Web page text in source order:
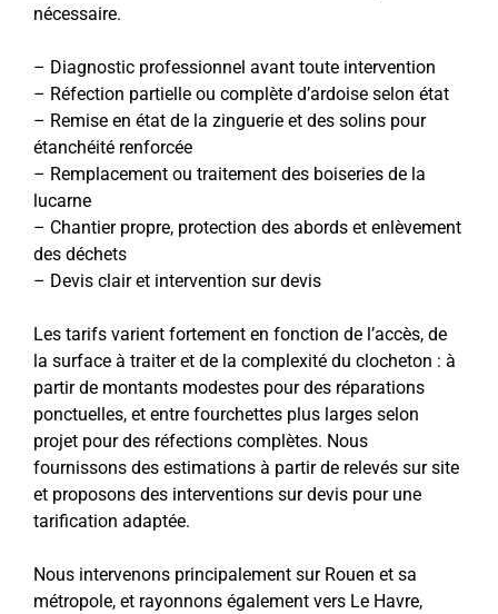
nécessaire.
– Diagnostic professionnel avant toute intervention
– Réfection partielle ou complète d’ardoise selon état
– Remise en état de la zinguerie et des solins pour
étanchéité renforcée
– Remplacement ou traitement des boiseries de la
lucarne
– Chantier propre, protection des abords et enlèvement
des déchets
– Devis clair et intervention sur devis
Les tarifs varient fortement en fonction de l’accès, de
la surface à traiter et de la complexité du clocheton : à
partir de montants modestes pour des réparations
ponctuelles, et entre fourchettes plus larges selon
projet pour des réfections complètes. Nous
fournissons des estimations à partir de relevés sur site
et proposons des interventions sur devis pour une
tarification adaptée.
Nous intervenons principalement sur Rouen et sa
métropole, et rayonnons également vers Le Havre,